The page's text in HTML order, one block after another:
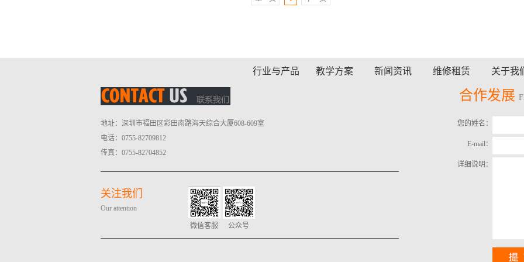
行业与产品 教学方案 新闻资讯 维修租赁 关于我们
地址：深圳市福田区彩田南路海天综合大厦608-609室
电话：0755-82709812
传真：0755-82704852
您的姓名：
E-mail：
详细说明：
合作发展
关注我们
Our attention
微信客服 公众号